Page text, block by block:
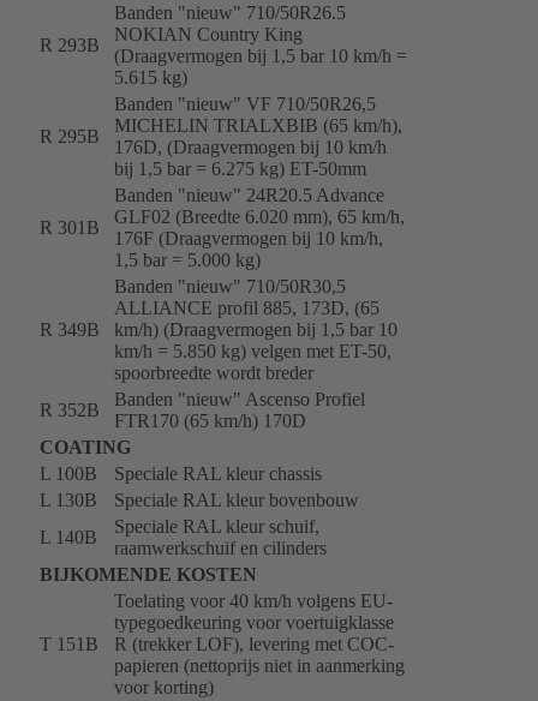
R 293B
Banden "nieuw" 710/50R26.5
NOKIAN Country King
(Draagvermogen bij 1,5 bar 10 km/h =
5.615 kg)
R 295B
Banden "nieuw" VF 710/50R26,5
MICHELIN TRIALXBIB (65 km/h),
176D, (Draagvermogen bij 10 km/h
bij 1,5 bar = 6.275 kg) ET-50mm
R 301B
Banden "nieuw" 24R20.5 Advance
GLF02 (Breedte 6.020 mm), 65 km/h,
176F (Draagvermogen bij 10 km/h,
1,5 bar = 5.000 kg)
R 349B
Banden "nieuw" 710/50R30,5
ALLIANCE profil 885, 173D, (65
km/h) (Draagvermogen bij 1,5 bar 10
km/h = 5.850 kg) velgen met ET-50,
spoorbreedte wordt breder
R 352B
Banden "nieuw" Ascenso Profiel
FTR170 (65 km/h) 170D
COATING
L 100B
Speciale RAL kleur chassis
L 130B
Speciale RAL kleur bovenbouw
L 140B
Speciale RAL kleur schuif,
raamwerkschuif en cilinders
BIJKOMENDE KOSTEN
T 151B
Toelating voor 40 km/h volgens EU-
typegoedkeuring voor voertuigklasse
R (trekker LOF), levering met COC-
papieren (nettoprijs niet in aanmerking
voor korting)